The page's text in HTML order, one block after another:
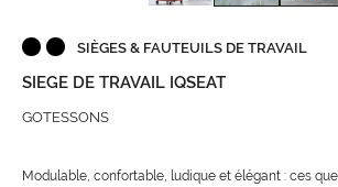
SIÈGES & FAUTEUILS DE TRAVAIL
SIEGE DE TRAVAIL IQSEAT
GOTESSONS
Modulable, confortable, ludique et élégant : ces